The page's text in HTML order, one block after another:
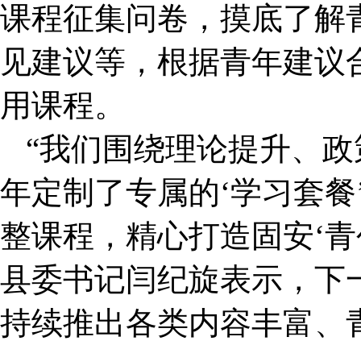
课程征集问卷，摸底了解
见建议等，根据青年建
用课程。
“我们围绕理论提升、
年定制了专属的‘学习套
整课程，精心打造固安‘
县委书记闫纪旋表示，下
持续推出各类内容丰富、